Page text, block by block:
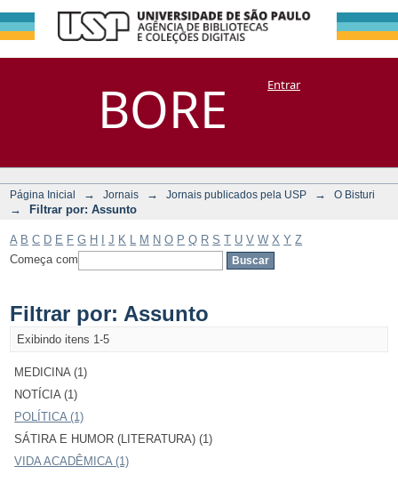
BORE
Filtrar por:
Assunto
DSpace/Manakin + CoriscoEntrar
Página Inicial → Jornais → Jornais publicados pela USP → O Bisturi
→ Filtrar por: Assunto
A B C D E F G H J K M N O P Q R S T U V W X Y Z
Começa com
Filtrar por: Assunto
Exibindo itens 1-5
MEDICINA (1)
NOTÍCIA (1)
POLÍTICA (1)
SÁTIRA E HUMOR (LITERATURA) (1)
VIDA ACADÊMICA (1)